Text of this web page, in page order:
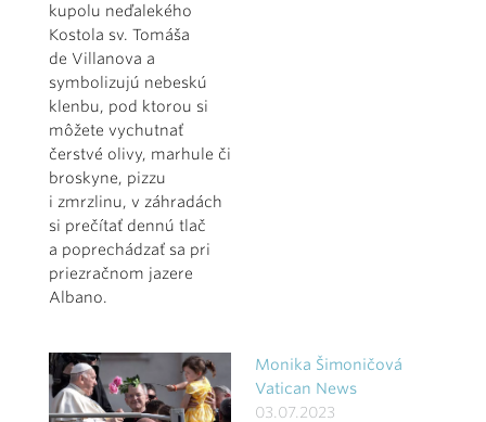
kupolu neďalekého
Kostola sv. Tomáša
de Villanova a
symbolizujú nebeskú
klenbu, pod ktorou si
môžete vychutnať
čerstvé olivy, marhule či
broskyne, pizzu
i zmrzlinu, v záhradách
si prečítať dennú tlač
a poprechádzať sa pri
priezračnom jazere
Albano.
Monika Šimoničová
Vatican News
03.07.2023